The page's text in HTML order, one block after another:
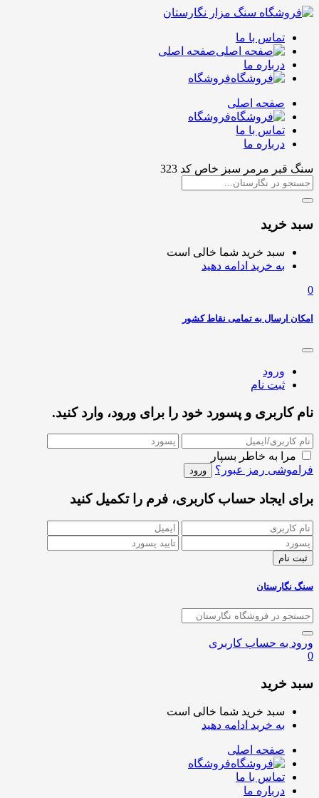
تماس با ما
صفحه اصلی
درباره ما
فروشگاه
صفحه اصلی
فروشگاه
تماس با ما
درباره ما
سنگ قبر مرمر سبز خاص کد 323
سبد خرید
سبد خرید شما خالی است
به خرید ادامه دهید
0
امکان ارسال به تمامی نقاط کشور
ورود
ثبت نام
نام کاربری و پسورد خود را برای ورود، وارد کنید.
مرا به خاطر بسپار
فراموشی رمز عبور؟
برای ایجاد حساب کاربری، فرم را تکمیل کنید
سنگ نگارستان
ورود به حساب کاربری
0
سبد خرید
سبد خرید شما خالی است
به خرید ادامه دهید
صفحه اصلی
فروشگاه
تماس با ما
درباره ما